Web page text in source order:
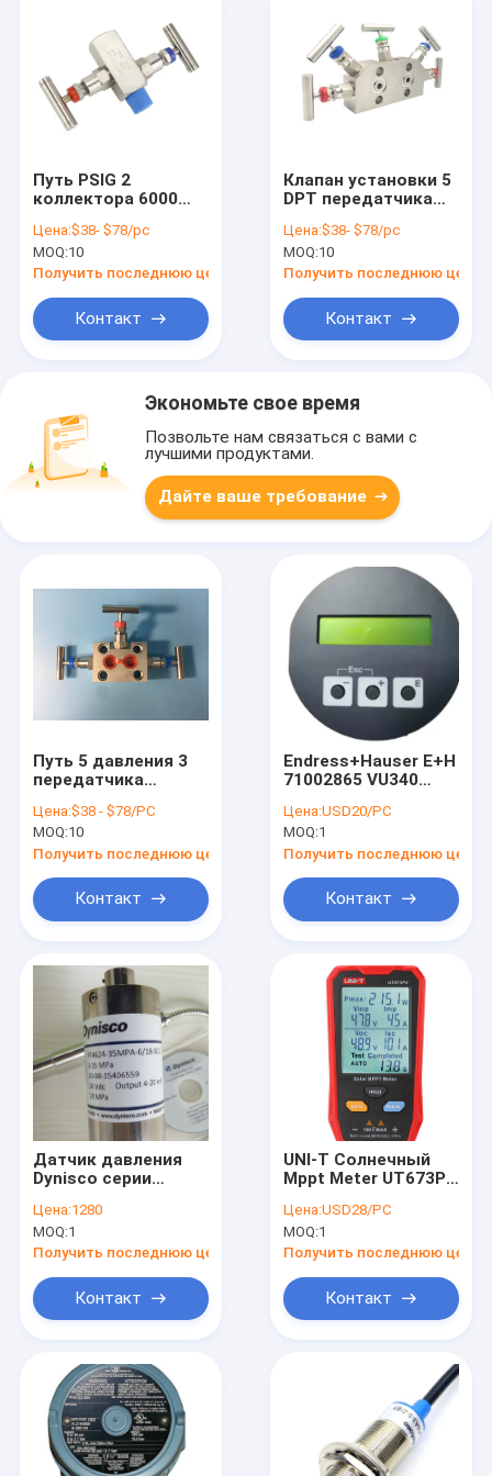
Продукты
О нас
Путь PSIG 2
коллектора 6000
давления 316SS
Цена:$38- $78/pc
MOQ:10
Получить последнюю цену
Контакт
Клапан установки 5
DPT передатчика
коллекторный
сразу
Цена:$38- $78/pc
MOQ:10
Получить последнюю цену
Контакт
Экономьте свое время
Позвольте нам связаться с вами с
лучшими продуктами.
Дайте ваше требование
Путь 5 давления 3
передатчика
коллекторный
высокий
Цена:$38 - $78/PC
MOQ:10
Получить последнюю цену
Контакт
Endress+Hauser E+H
71002865 VU340
Предоставляющий
давление IP66
Защита 4-20mA
Цена:USD20/PC
MOQ:1
Получить последнюю цену
Контакт
Датчик давления
Dynisco серии
выходом 4–20 мА и
регулируемым
нулем и диапазоном
давления расплава
Цена:1280
MOQ:1
Получить последнюю цену
Контакт
UNI-T Солнечный
Mppt Meter UT673PV
фотоэлектрический
токовой тест
Цена:USD28/PC
MOQ:1
Получить последнюю цену
Контакт